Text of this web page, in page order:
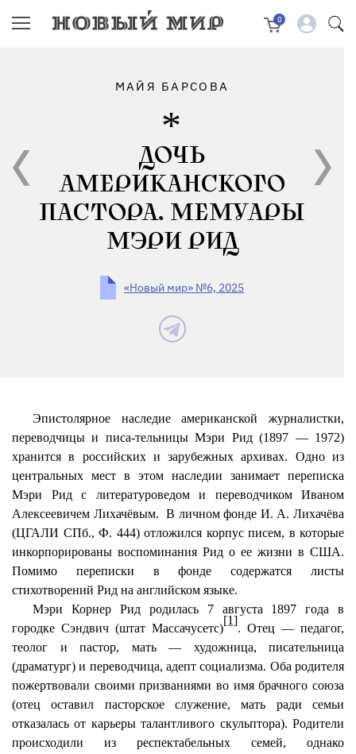
0
МАЙЯ БАРСОВА
ДОЧЬ
АМЕРИКАНСКОГО
ПАСТОРА. МЕМУАРЫ
МЭРИ РИД
«Новый мир» №6, 2025
Эпистолярное наследие американской журналистки,
переводчицы и писа-тельницы Мэри Рид (1897 — 1972)
хранится в российских и зарубежных архивах. Одно из
центральных мест в этом наследии занимает переписка
Мэри Рид с литературоведом и переводчиком Иваном
Алексеевичем Лихачёвым. В личном фонде И. А. Лихачёва
(ЦГАЛИ СПб., Ф. 444) отложился корпус писем, в которые
инкорпорированы воспоминания Рид о ее жизни в США.
Помимо переписки в фонде содержатся листы
стихотворений Рид на английском языке.
Мэри Корнер Рид родилась 7 августа 1897 года в
городке Сэндвич (штат Массачусетс)
[1]
. Отец — педагог,
теолог и пастор, мать — художница, писательница
(драматург) и переводчица, адепт социализма. Оба родителя
пожертвовали своими призваниями во имя брачного союза
(отец оставил пасторское служение, мать ради семьи
отказалась от карьеры талантливого скульптора). Родители
происходили из респектабельных семей, однако